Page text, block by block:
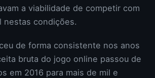
a viabilidade de competir com
nestas condições.
de forma consistente nos anos
bruta do jogo online passou de
em 2016 para mais de mil e